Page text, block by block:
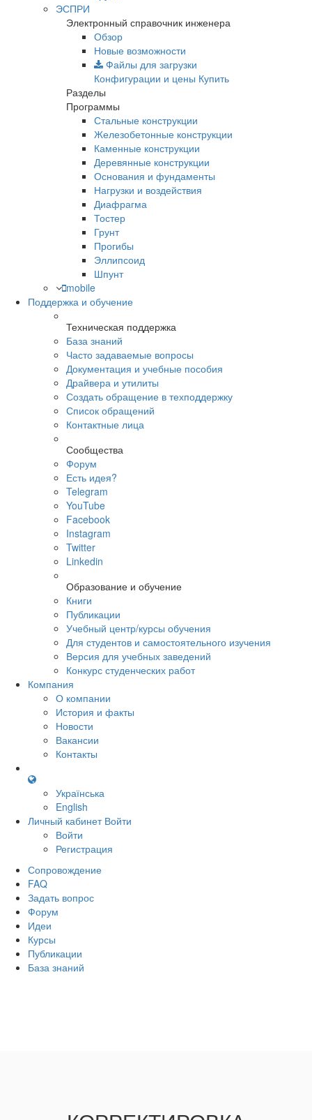
ЭСПРИ
Электронный справочник инженера
Обзор
Новые возможности
Файлы для загрузки
Конфигурации и цены Купить
Разделы
Программы
Стальные конструкции
Железобетонные конструкции
Каменные конструкции
Деревянные конструкции
Основания и фундаменты
Нагрузки и воздействия
Диафрагма
Тостер
Грунт
Прогибы
Эллипсоид
Шпунт
mobile
Поддержка и обучение
Техническая поддержка
База знаний
Часто задаваемые вопросы
Документация и учебные пособия
Драйвера и утилиты
Создать обращение в техподдержку
Список обращений
Контактные лица
Сообщества
Форум
Есть идея?
Telegram
YouTube
Facebook
Instagram
Twitter
Linkedin
Образование и обучение
Книги
Публикации
Учебный центр/курсы обучения
Для студентов и самостоятельного изучения
Версия для учебных заведений
Конкурс студенческих работ
Компания
О компании
История и факты
Новости
Вакансии
Контакты
Українська
English
Личный кабинет Войти
Войти
Регистрация
Сопровождение
FAQ
Задать вопрос
Форум
Идеи
Курсы
Публикации
База знаний